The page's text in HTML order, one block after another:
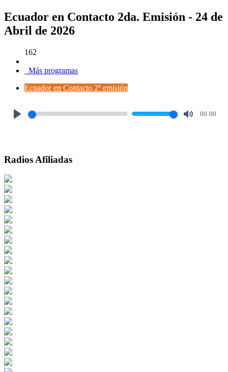
Ecuador en Contacto 2da. Emisión - 24 de
Abril de 2026
162
Más programas
Ecuador en Contacto 2º emisión
00:00
Radios Afiliadas